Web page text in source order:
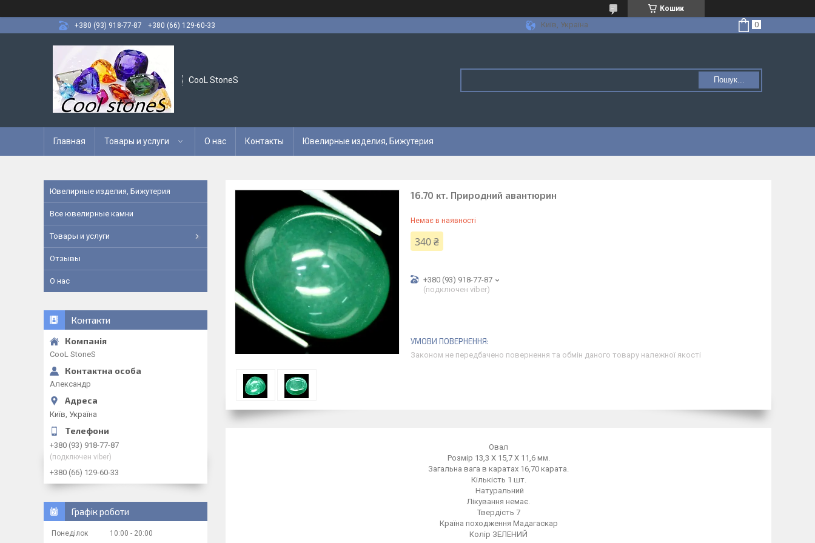
Кошик
+380 (93) 918-77-87
+380 (66) 129-60-33 Київ, Україна
CooL StoneS Пошук...
Главная Товары и услуги О нас Контакты Ювелирные изделия, Бижутерия
16.70 кт. Природний авантюрин
Немає в наявності
340 ₴
+380 (93) 918-77-87
(подключен viber)
Законом не передбачено повернення та обмін даного товару належної якості
Овал
Розмір 13,3 Х 15,7 Х 11,6 мм.
Загальна вага в каратах 16,70 карата.
Кількість 1 шт.
Натуральний
Лікування немає.
Твердість 7
Країна походження Мадагаскар
Колір ЗЕЛЕНИЙ
Ювелирные изделия, Бижутерия
Все ювелирные камни
Товары и услуги
Отзывы
О нас
Контакти
CooL StoneS
Александр
Київ, Україна
+380 (93) 918-77-87
(подключен viber)
+380 (66) 129-60-33
Графік роботи
Понеділок 10:00
20:00